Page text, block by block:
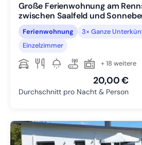
Große Ferienwohnung am
zwischen Saalfeld und
Ferienwohnung
3× Ganze
Einzelzimmer
+ 18 weitere
20,00 €
Durchschnitt pro Nacht & Person